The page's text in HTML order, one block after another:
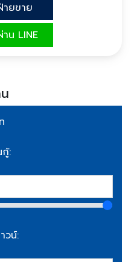
ยขาย
น LINE
กู้:
วน์: